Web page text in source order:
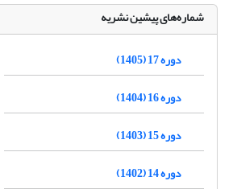
شماره‌های پیشین نشریه
دوره 17 (1405)
دوره 16 (1404)
دوره 15 (1403)
دوره 14 (1402)